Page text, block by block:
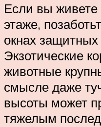
Если вы живете
этаже,
окнах защитных
Экзотические
животные
смысле даже
высоты может
тяжелым